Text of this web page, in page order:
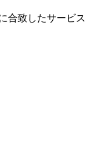
合致したサービ